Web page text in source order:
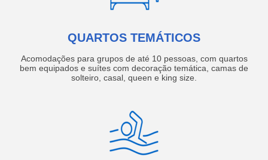
QUARTOS TEMÁTICOS
Acomodações para grupos de até 10 pessoas, com quartos
bem equipados e suítes com decoração temática, camas de
solteiro, casal, queen e king size.